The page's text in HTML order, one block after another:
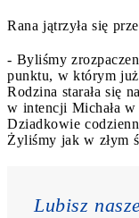
Rana jątrzyła się
- Byliśmy
punktu, w którym
Rodzina starała się
w intencji Michała
Dziadkowie
Żyliśmy jak w złym
Lubisz